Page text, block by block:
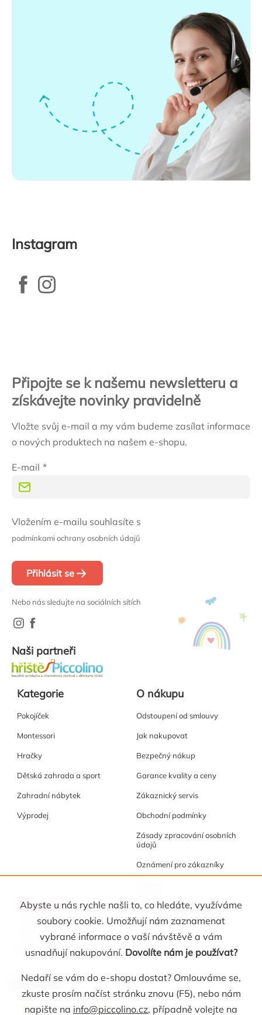
Abyste u nás rychle našli to, co hledáte, využíváme
soubory cookie. Umožňují nám zaznamenat
vybrané informace o vaší návštěvě a vám
usnadňují nakupování. Dovolíte nám je používat?
Nedaří se vám do e-shopu dostat? Omlouváme se,
zkuste prosím načíst stránku znovu (F5), nebo nám
napište na info@piccolino.cz, případně volejte na
Instagram
Připojte se k našemu newsletteru a
získávejte novinky pravidelně
Vložte svůj e-mail a my vám budeme zasílat informace
o nových produktech na našem e-shopu.
E-mail
Vložením e-mailu souhlasíte s
podmínkami ochrany osobních údajů
Přihlásit se
Nebo nás sledujte na sociálních sítích
Naši partneři
Kategorie
Pokojíček
Montessori
Hračky
Dětská zahrada a sport
Zahradní nábytek
Výprodej
O nákupu
Odstoupení od smlouvy
Jak nakupovat
Bezpečný nákup
Garance kvality a ceny
Zákaznický servis
Obchodní podmínky
Zásady zpracování osobních
údajů
Oznámení pro zákazníky
Akce a tipy
Akční nabídka
Osobní kabinet
Registrace
Oblíbené
Kontakt
info@piccolino.cz